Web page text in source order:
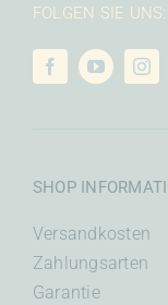
FOLGEN SIE UNS:
SHOP
Versandkosten
Zahlungsarten
Garantie